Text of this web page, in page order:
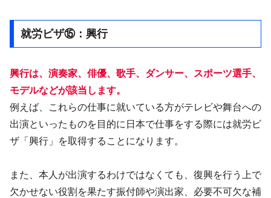
就労ビザ⑮：興行
興行は、演奏家、俳優、歌手、ダンサー、スポーツ選手、
モデルなどが該当します。
例えば、これらの仕事に就いている方がテレビや舞台への
出演といったものを目的に日本で仕事をする際には就労ビ
ザ「興行」を取得することになります。
また、本人が出演するわけではなくても、復興を行う上で
欠かせない役割を果たす振付師や演出家、必要不可欠な補